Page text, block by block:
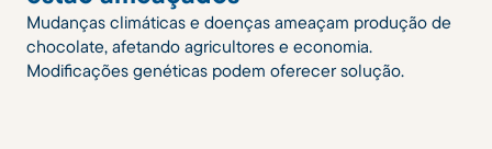
Mudanças climáticas e doenças ameaçam produção de
chocolate, afetando agricultores e economia.
Modificações genéticas podem oferecer solução.